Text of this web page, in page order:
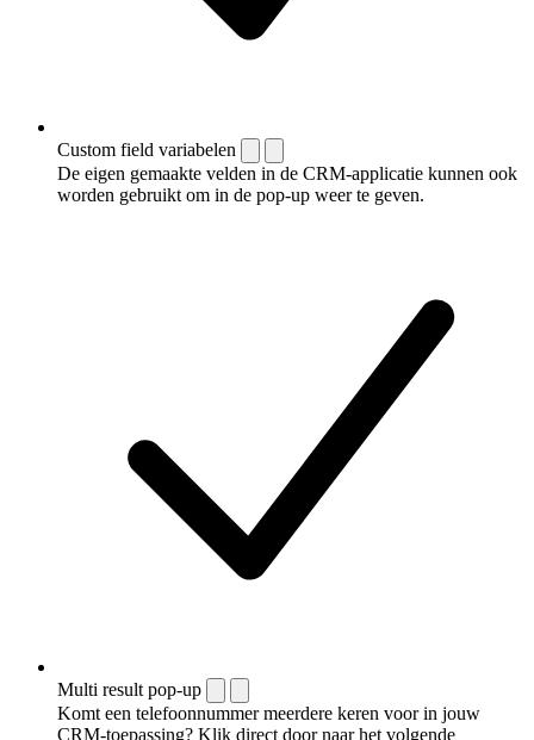
Custom field variabelen
De eigen gemaakte velden in de CRM-applicatie kunnen ook
worden gebruikt om in de pop-up weer te geven.
Multi result pop-up
Komt een telefoonnummer meerdere keren voor in jouw
CRM-toepassing? Klik direct door naar het volgende